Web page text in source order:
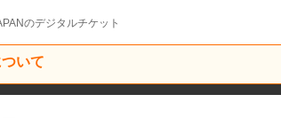
のデジタルチケット
いて